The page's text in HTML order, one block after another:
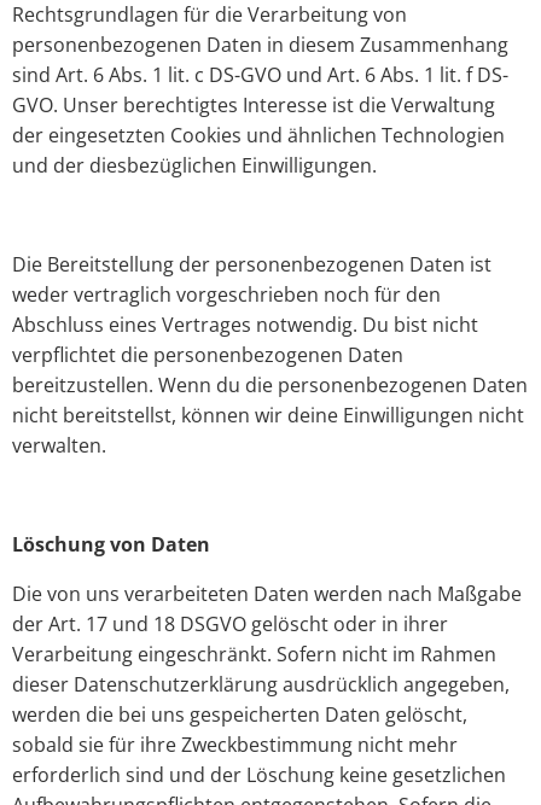
Rechtsgrundlagen für die Verarbeitung von
personenbezogenen Daten in diesem Zusammenhang
sind Art. 6 Abs. 1 lit. c DS-GVO und Art. 6 Abs. 1 lit. f DS-
GVO. Unser berechtigtes Interesse ist die Verwaltung
der eingesetzten Cookies und ähnlichen Technologien
und der diesbezüglichen Einwilligungen.
Die Bereitstellung der personenbezogenen Daten ist
weder vertraglich vorgeschrieben noch für den
Abschluss eines Vertrages notwendig. Du bist nicht
verpflichtet die personenbezogenen Daten
bereitzustellen. Wenn du die personenbezogenen Daten
nicht bereitstellst, können wir deine Einwilligungen nicht
verwalten.
Löschung von Daten
Die von uns verarbeiteten Daten werden nach Maßgabe
der Art. 17 und 18 DSGVO gelöscht oder in ihrer
Verarbeitung eingeschränkt. Sofern nicht im Rahmen
dieser Datenschutzerklärung ausdrücklich angegeben,
werden die bei uns gespeicherten Daten gelöscht,
sobald sie für ihre Zweckbestimmung nicht mehr
erforderlich sind und der Löschung keine gesetzlichen